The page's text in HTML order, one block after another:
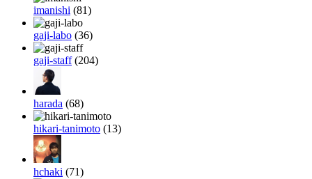
imanishi (81)
gaji-labo (36)
gaji-staff(204)
harada (68)
hikari-tanimoto (13)
hchaki (71)